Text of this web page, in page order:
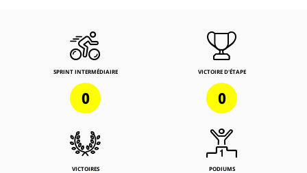
SPRINT INTERMÉDIAIRE
0
VICTOIRE D'ÉTAPE
0
VICTOIRES PODIUMS